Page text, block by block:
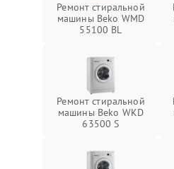
Ремонт стиральной
машины Beko WMD
55100 BL
Ремонт стиральной
машины Beko WKD
63500 S